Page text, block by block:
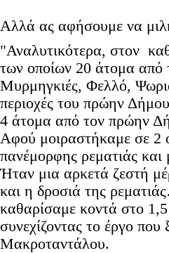
Αλλά ας αφήσουμε να
"Αναλυτικότερα, στον
των οποίων 20 άτομα από
Μυρμηγκιές, Φελλό,
περιοχές του πρώην
4 άτομα από τον πρώην
Αφού μοιραστήκαμε σε 2
πανέμορφης ρεματιάς και
Ήταν μια αρκετά ζεστή
και η δροσιά της
καθαρίσαμε κοντά στο 1,5
συνεχίζοντας το έργο που
Μακροταντάλου.